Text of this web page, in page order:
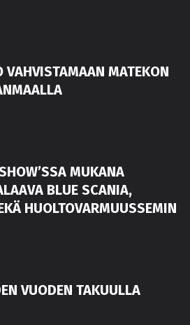
VAHVISTAMAAN MATEKON
MUKANA
BLUE SCANIA,
HUOLTOVARMUUSSEMIN
VUODEN TAKUULLA